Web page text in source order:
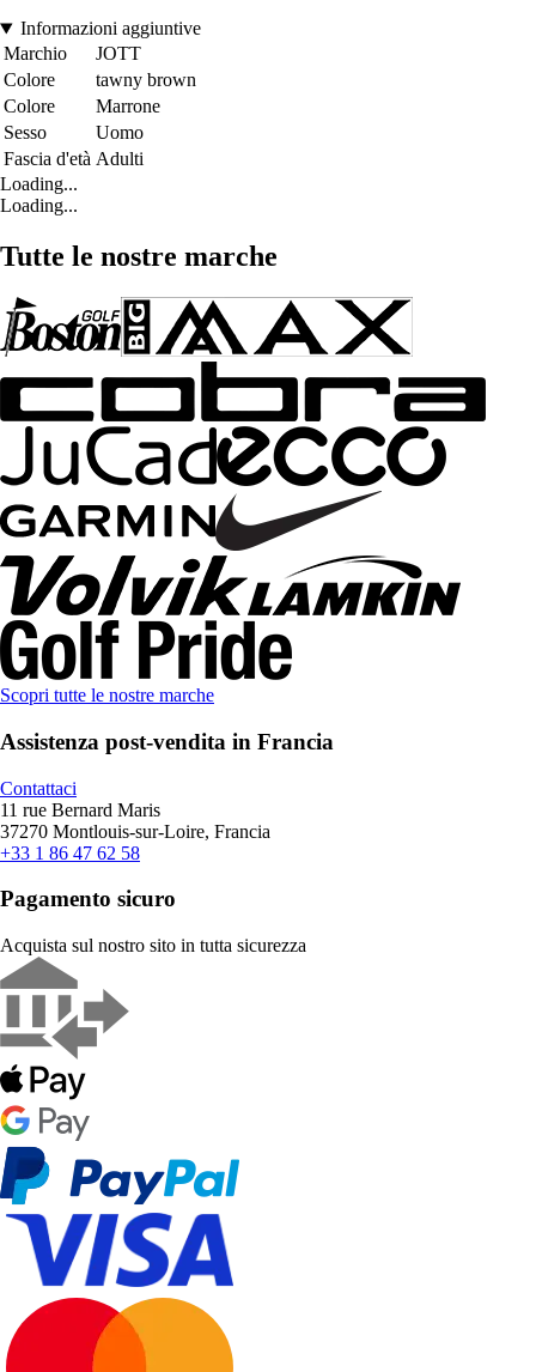
Informazioni aggiuntive
Marchio
JOTT
Colore
tawny brown
Colore
Marrone
Sesso
Uomo
Fascia d'età Adulti
Loading...
Loading...
Tutte le nostre marche
Scopri tutte le nostre marche
Assistenza post-vendita in Francia
Contattaci
11 rue Bernard Maris
37270 Montlouis-sur-Loire, Francia
+33 1 86 47 62 58
Pagamento sicuro
Acquista sul nostro sito in tutta sicurezza